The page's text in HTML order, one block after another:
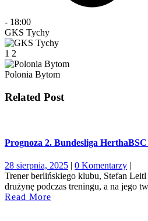
- 18:00
GKS Tychy
1 2
Polonia Bytom
Related Post
Prognoza 2. Bundesliga
28 sierpnia, 202528
sierpnia,
2025
| 0 Komentarzy |
Trener berlińskiego klubu, Stefan Leitl
drużynę podczas treningu, a na jego
Read More